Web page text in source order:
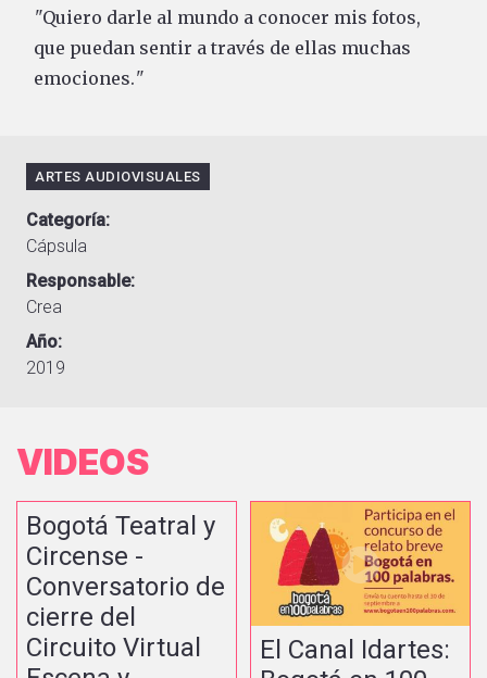
"Quiero darle al mundo a conocer mis fotos,
que puedan sentir a través de ellas muchas
emociones."
ARTES AUDIOVISUALES
Categoría
Cápsula
Responsable
Crea
Año
2019
VIDEOS
Bogotá Teatral y
Circense -
Conversatorio de
cierre del
Circuito Virtual
El Canal Idartes: